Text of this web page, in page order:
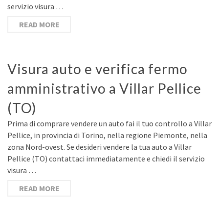
servizio visura …
READ MORE
Visura auto e verifica fermo
amministrativo a Villar Pellice
(TO)
Prima di comprare vendere un auto fai il tuo controllo a Villar
Pellice, in provincia di Torino, nella regione Piemonte, nella
zona Nord-ovest. Se desideri vendere la tua auto a Villar
Pellice (TO) contattaci immediatamente e chiedi il servizio
visura …
READ MORE